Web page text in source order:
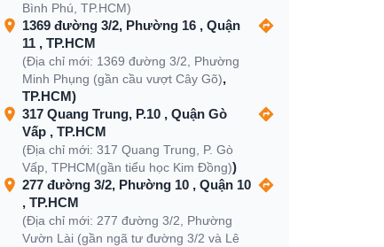
Bình Phú, TP.HCM)
1369 đường 3/2, Phường 16 , Quận
11 , TP.HCM
(Địa chỉ mới: 1369 đường 3/2, Phường
Minh Phụng (gần cầu vượt Cây Gõ),
TP.HCM)
317 Quang Trung, P.10 , Quận Gò
Vấp , TP.HCM
(Địa chỉ mới: 317 Quang Trung, P. Gò
Vấp, TPHCM(gần tiểu học Kim Đồng))
277 đường 3/2, Phường 10 , Quận 10
, TP.HCM
(Địa chỉ mới: 277 đường 3/2, Phường
Vườn Lài (gần ngã tư đường 3/2 và Lê